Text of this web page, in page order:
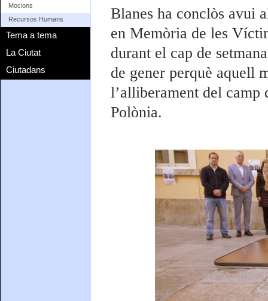
Mocions
Recursos Humans
Tema a tema
La Ciutat
Ciutadans
Blanes ha conclòs avui
en Memòria de les
durant el cap de
de gener perquè aquell
l’alliberament del
Polònia.